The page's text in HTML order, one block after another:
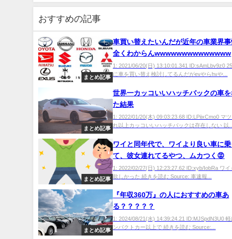
おすすめの記事
まとめ記事
車買い替えたいんだが近年の車業界
全くわからんwwwwwwwwwwwwww
1: 2021/06/20(日) 13:10:01.341 ID:sAmLbv9z0
に車を買い替え検討してるんだがevやらhvや...
まとめ記事
世界一カッコいいハッチバックの車を
た結果
1: 2022/01/20(木) 09:03:23.68 ID:LPiixCmo0 マツ
れ以上カッコいいハッチバックは存在しない 以...
まとめ記事
ワイと同年代で、ワイより良い車に乗
て、彼女連れてるやつ、ムカつく😡
1: 2022/02/27(日) 12:23:27.62 ID:xyb/IobRa ワイ
欲しかった 続きを読む Source: 車速報...
まとめ記事
『年収360万』の人におすすめの車あ
る？？？？？
1: 2024/08/21(水) 14:39:24.21 ID:MJSpdN3U0 軽
ンパクトカー以上で 続きを読む Source:...